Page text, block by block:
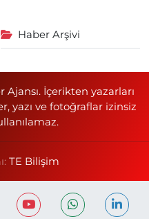
Haber Arşivi
İçerikten yazarları
yazı ve fotoğraflar izinsiz
TE Bilişim